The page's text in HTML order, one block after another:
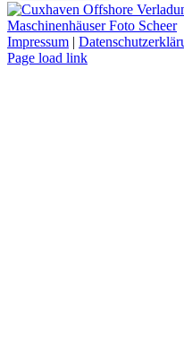
Impressum |
Page load link